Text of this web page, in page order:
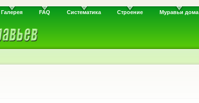
Галерея FAQ Систематика Строение Муравьи дома